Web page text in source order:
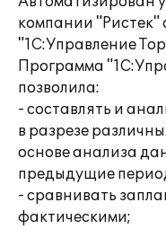
компании
"1С:Управление
Программа
позволила:
- составлять и
в разрезе
основе анализа
предыдущие
- сравнивать
фактическими;